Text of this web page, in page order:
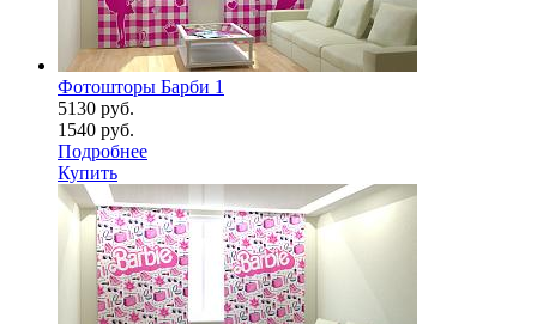
Фотошторы Барби 1
5130 руб.
1540 руб.
Подробнее
Купить